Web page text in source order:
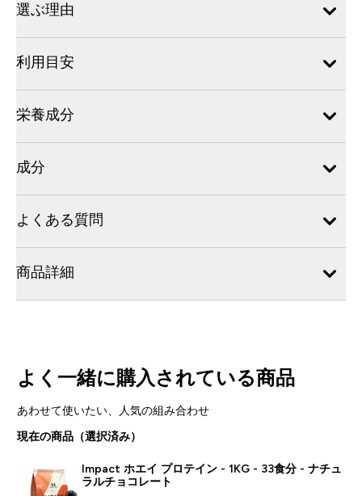
選ぶ理由
利用目安
栄養成分
成分
よくある質問
商品詳細
よく一緒に購入されている商品
あわせて使いたい、人気の組み合わせ
現在の商品（選択済み）
Impact ホエイ プロテイン - 1KG - 33食分 - ナチュ
ラルチョコレート